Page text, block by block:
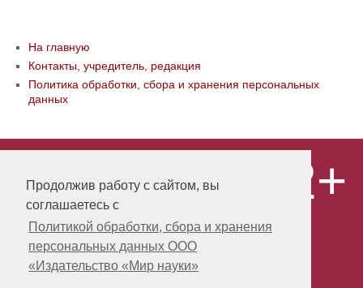
Продолжив работу с сайтом, вы
соглашаетесь с
Политикой обработки, сбора и хранения
персональных данных ООО
«Издательство «Мир науки»
На главную
Контакты, учредитель, редакция
Политика обработки, сбора и хранения персональных
данных
«Publishing company «World of science»,
LLC Материалы, размещенные на сайте,
охраняются Законом о защите авторских
прав. Публикация любых материалов
этого сайта запрещена без
предварительного согласования с
издательством. Авторские права на
12+